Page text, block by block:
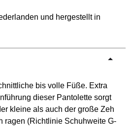
und hergestellt in
bis volle Füße. Extra
dieser Pantolette sorgt
kleine als auch der große Zeh
ragen (Richtlinie Schuhweite G-